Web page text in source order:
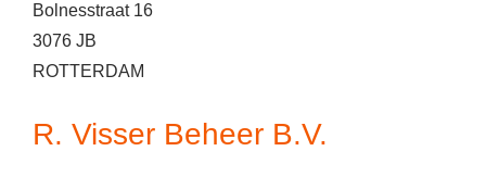
Bolnesstraat 16
3076 JB
ROTTERDAM
R. Visser Beheer B.V.